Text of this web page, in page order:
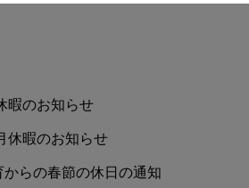
暇のお知らせ
休暇のお知らせ
からの春節の休日の通知